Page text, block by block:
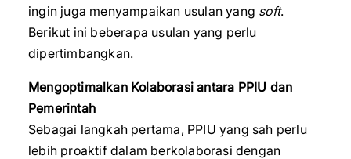
ingin juga menyampaikan usulan yang soft.
Berikut ini beberapa usulan yang perlu
dipertimbangkan.
Mengoptimalkan Kolaborasi antara PPIU dan
Pemerintah
Sebagai langkah pertama, PPIU yang sah perlu
lebih proaktif dalam berkolaborasi dengan